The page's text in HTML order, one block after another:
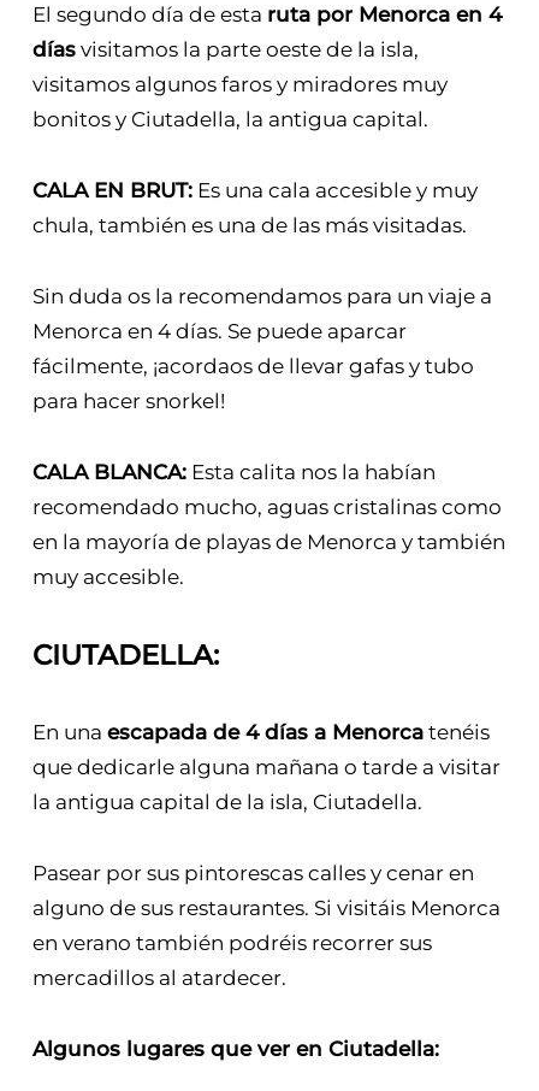
El segundo día de esta ruta por Menorca en 4
díasvisitamos la parte oeste de la isla,
visitamos algunos faros y miradores muy
bonitos y Ciutadella, la antigua capital.
CALA EN BRUT:Es una cala accesible y muy
chula, también es una de las más visitadas.
Sin duda os la recomendamos para un viaje a
Menorca en 4 días. Se puede aparcar
fácilmente, ¡acordaos de llevar gafas y tubo
para hacer snorkel!
CALA BLANCA:Esta calita nos la habían
recomendado mucho, aguas cristalinas como
en la mayoría de playas de Menorca y también
muy accesible.
CIUTADELLA:
En una escapada de 4 días a Menorcatenéis
que dedicarle alguna mañana o tarde a visitar
la antigua capital de la isla, Ciutadella.
Pasear por sus pintorescas calles y cenar en
alguno de sus restaurantes. Si visitáis Menorca
en verano también podréis recorrer sus
mercadillos al atardecer.
Algunos lugares que ver en Ciutadella: